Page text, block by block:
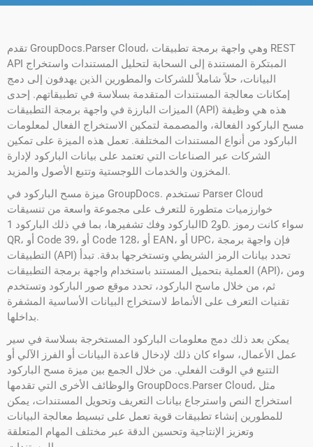
تقدم GroupDocs.Parser Cloud، وهي واجهة برمجة تطبيقات REST
API المبتكرة المستندة إلى السحابة لتحليل المستندات واستخراج
البيانات، حلاً شاملاً للشركات والمطورين الذين يهدفون إلى دمج
إمكانات معالجة المستندات المتقدمة بسلاسة في تطبيقاتهم. إحدى
الميزات البارزة في واجهة برمجة التطبيقات (API) هذه هي وظيفة
مسح الباركود الفعالة، والمصممة لتمكين الاستخراج الفعال لمعلومات
الباركود من أنواع المستندات المختلفة. تعمل هذه الميزة على تمكين
الشركات عبر الصناعات التي تعتمد على بيانات الباركود لإدارة
المخزون والخدمات اللوجستية وتتبع الأصول والمزيد.
ميزة مسح الباركود في GroupDocs. تستخدم Parser Cloud
خوارزميات متطورة للتعرف على مجموعة واسعة من تنسيقات
الباركود وفك تشفيرها، بما في ذلك الباركود 1D و2D. سواء كانت رموز
QR، أو Code 39، أو Code 128، أو EAN، أو UPC، فإن واجهة برمجة
التطبيقات (API) تحدد بيانات الرمز الشريطي وتستخرجها بدقة. تبدأ
العملية بتحميل المستند باستخدام واجهة برمجة التطبيقات (API)، ومن
ثم، من خلال ماسح الباركود، تحدد موقع صور الباركود وتستخدم
تقنيات التعرف على الأنماط لاستخراج البيانات الأساسية المشفرة
بداخلها.
يمكن بعد ذلك دمج معلومات الباركود المستخرجة بسلاسة في سير
عمل الأعمال، سواء كان ذلك لإدخال قاعدة البيانات أو الفرز الآلي أو
التتبع في الوقت الفعلي. من خلال الجمع بين ميزة مسح الباركود
والوظائف الأخرى التي تقدمها GroupDocs.Parser Cloud، مثل
استخراج النص واسترجاع بيانات التعريف وتحويل المستندات، يمكن
للمطورين إنشاء تطبيقات قوية تعمل على تبسيط معالجة البيانات
وتعزيز الإنتاجية وتحسين الدقة عبر مختلف المهام المتعلقة